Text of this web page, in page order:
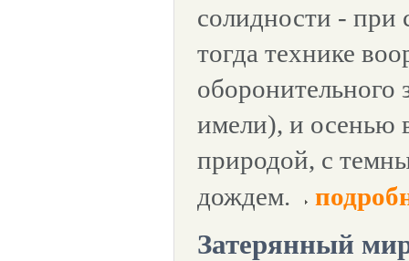
солидности - при
тогда технике
оборонительного
имели), и осенью
природой, с
дождем.
Затерянный